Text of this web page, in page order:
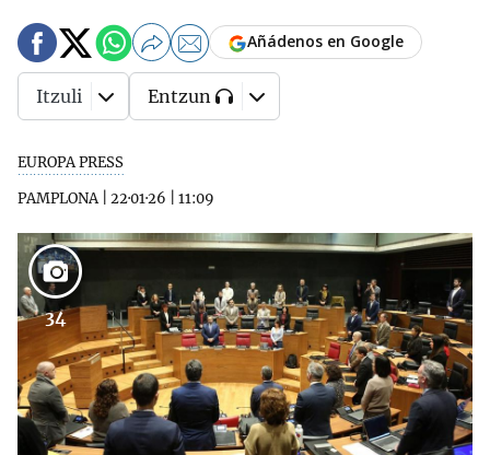
EUROPA PRESS
PAMPLONA| 22·01·26 11:09
Añádenos en Google
Itzuli Entzun
34